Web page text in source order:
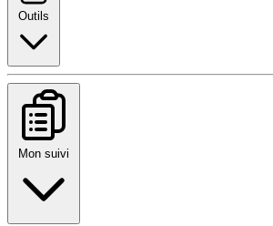
Outils
Mon suivi